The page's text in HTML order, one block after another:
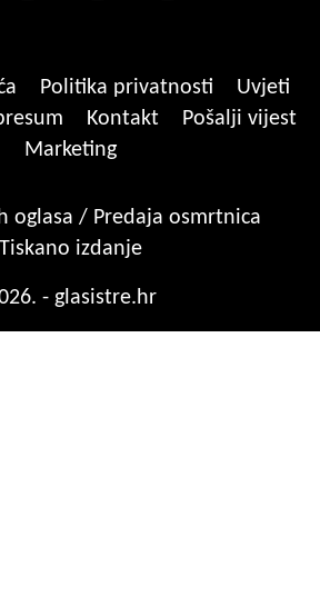
Politika privatnosti
Uvjeti
Kontakt
Pošalji vijest
Marketing
oglasa / Predaja osmrtnica
Tiskano izdanje
- glasistre.hr